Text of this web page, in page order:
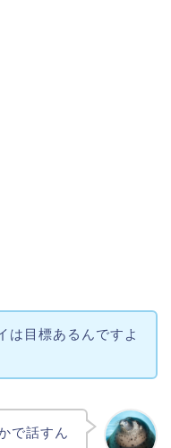
は目標あるんですよ
で話すん